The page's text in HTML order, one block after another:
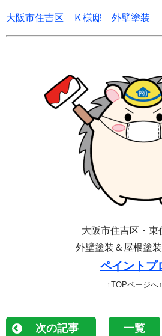
大阪市住吉区 Ｋ様邸 外壁塗装
大阪市住吉区・東
外壁塗装＆屋根塗
ペイントプ
↑TOPページへ↑
次の記事 一覧